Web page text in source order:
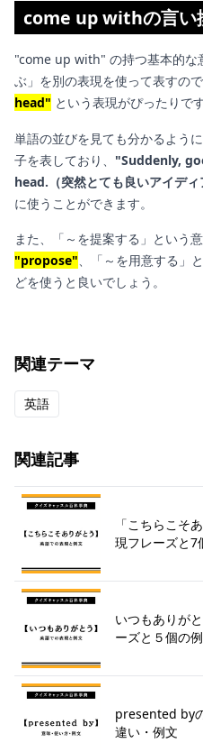
come up withの言い
"come up with" の持つ基本的な
ぶ」を別の表現を使って表すので
head" という表現がぴったりです
単語の並びを見ても分かるよう
子を表しており、 "Suddenly,
head.（突然とても良いアイデ
に使うことができます。
また、「～を提案する」という
"propose"、「～を用意する」
どを使うと良いでしょう。
関連テーマ
英語
関連記事
「こちらこそ
現フレーズと7
いつもありが
ーズと５個の
presented by
違い・例文